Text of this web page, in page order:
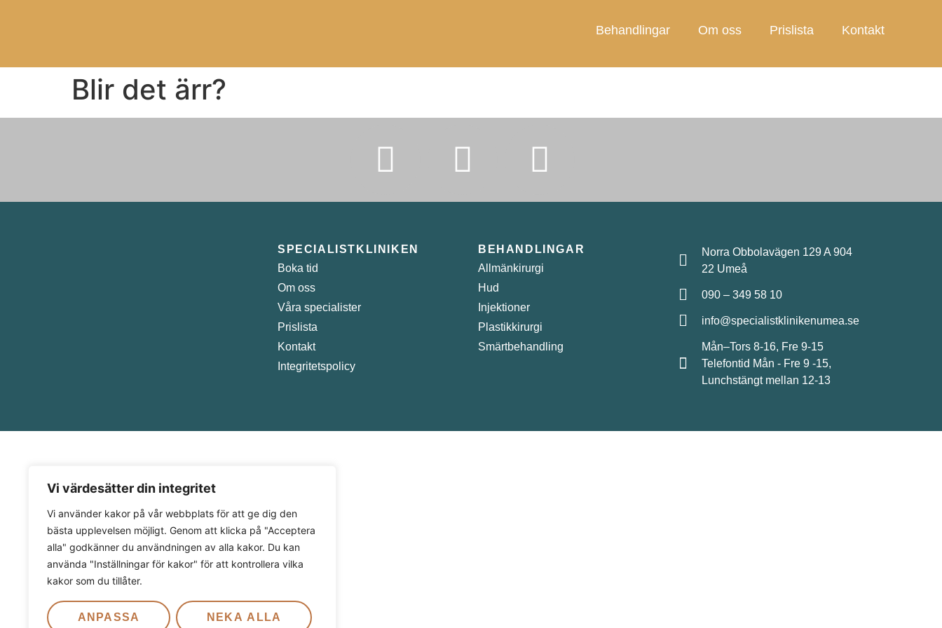
Vi värdesätter din integritet
Vi använder kakor på vår webbplats för att ge dig den
bästa upplevelsen möjligt. Genom att klicka på "Acceptera
alla" godkänner du användningen av alla kakor. Du kan
använda "Inställningar för kakor" för att kontrollera vilka
kakor som du tillåter.
ANPASSA NEKA ALLA
Behandlingar Om oss Prislista Kontakt
Blir det ärr?
SPECIALISTKLINIKEN
Boka tid
Om oss
Våra specialister
Prislista
Kontakt
Integritetspolicy
BEHANDLINGAR
Allmänkirurgi
Hud
Injektioner
Plastikkirurgi
Smärtbehandling
Norra Obbolavägen 129 A 904
22 Umeå
090 – 349 58 10
info@specialistklinikenumea.se
Mån–Tors 8-16, Fre 9-15
Telefontid Mån - Fre 9 -15,
Lunchstängt mellan 12-13